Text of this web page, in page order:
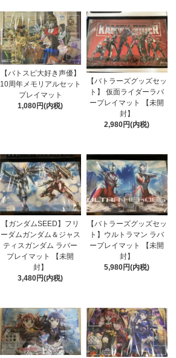
【バトスピ大好き声優】
10周年メモリアルセット
プレイマット
1,080円(内税)
【バトラーズグッズセッ
ト】 仮面ライダーラバ
ープレイマット 【未開
封】
2,980円(内税)
【ガンダムSEED】フリ
ーダムガンダム＆ジャス
ティスガンダム ラバー
プレイマット 【未開
封】
3,480円(内税)
【バトラーズグッズセッ
ト】ウルトラマン ラバ
ープレイマット 【未開
封】
5,980円(内税)